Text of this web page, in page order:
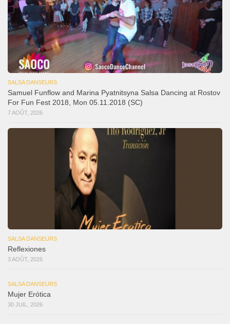
SALSA DANSEURS
Samuel Funflow and Marina Pyatnitsyna Salsa Dancing at Rostov
For Fun Fest 2018, Mon 05.11.2018 (SC)
7 AOÛT, 2026
SALSA DANSEURS
Reflexiones
3 AOÛT, 2026
SALSA DANSEURS
Mujer Erótica
30 JUIL, 2026